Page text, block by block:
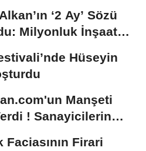
‘2 Ay’ Sözü
Milyonluk İnşaat
Hüseyin
Manşeti
! Sanayicilerin
Faciasının Firari